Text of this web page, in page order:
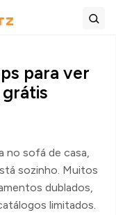
para ver
no sofá de casa,
sozinho. Muitos
dublados,
limitados.